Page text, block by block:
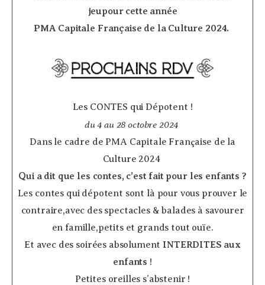
jeupour cette année
PMA Capitale Française de la Culture 2024.
Les CONTES qui Dépotent !
du 4 au 28 octobre 2024
Dans le cadre de PMA Capitale Française de la
Culture 2024
Qui a dit que les contes, c’est fait pour les enfants ?
Les contes qui dépotent sont là pour vous prouver le
contraire,avec des spectacles & balades à savourer
en famille,petits et grands tout ouïe.
Et avec des soirées absolumentINTERDITES aux
enfants !
Petites oreilles s’abstenir !